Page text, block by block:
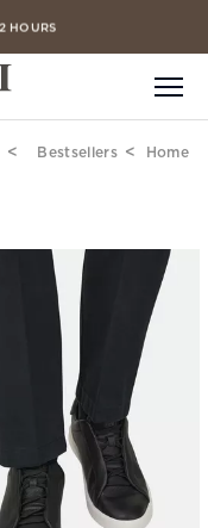
Home
Bestsellers